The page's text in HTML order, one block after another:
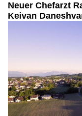
Neuer Chefarzt
Keivan